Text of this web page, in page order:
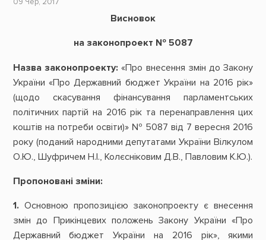
09 Чер, 2017
Висновок
на законопроект № 5087
Назва законопроекту:«Про внесення змін до Закону
України «Про Державний бюджет України на 2016 рік»
(щодо скасування фінансування парламентських
політичних партій на 2016 рік та перенаправлення цих
коштів на потреби освіти)» № 5087 від 7 вересня 2016
року (поданий народними депутатами України Вілкулом
О.Ю., Шуфричем Н.І., Колєсніковим Д.В., Павловим К.Ю.).
Пропоновані зміни:
1. Основною пропозицією законопроекту є внесення
змін до Прикінцевих положень Закону України «Про
Державний бюджет України на 2016 рік», якими